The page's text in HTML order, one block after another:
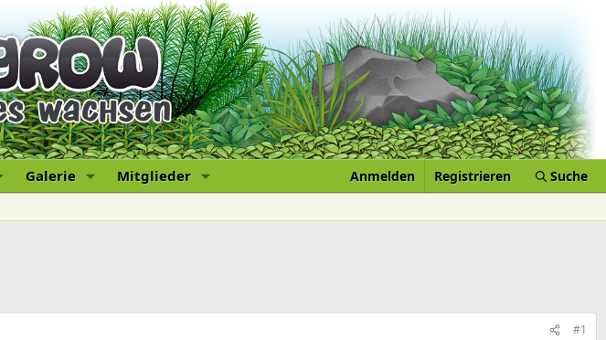
Galerie Mitglieder Anmelden Registrieren Suche
#1